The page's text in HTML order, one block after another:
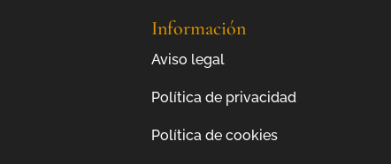
Información
Aviso legal
Política de privacidad
Política de cookies